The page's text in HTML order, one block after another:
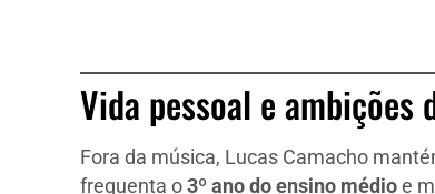
Vida pessoal e ambições
Fora da música, Lucas Camacho
frequenta o 3º ano do ensino médio e